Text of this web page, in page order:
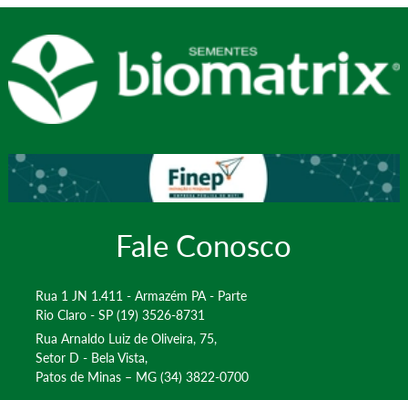
Fale Conosco
Rua 1 JN 1.411 - Armazém PA - Parte
Rio Claro - SP (19) 3526-8731
Rua Arnaldo Luiz de Oliveira, 75,
Setor D - Bela Vista,
Patos de Minas – MG (34) 3822-0700